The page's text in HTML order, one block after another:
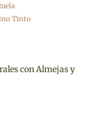
Tinto
con Almejas y